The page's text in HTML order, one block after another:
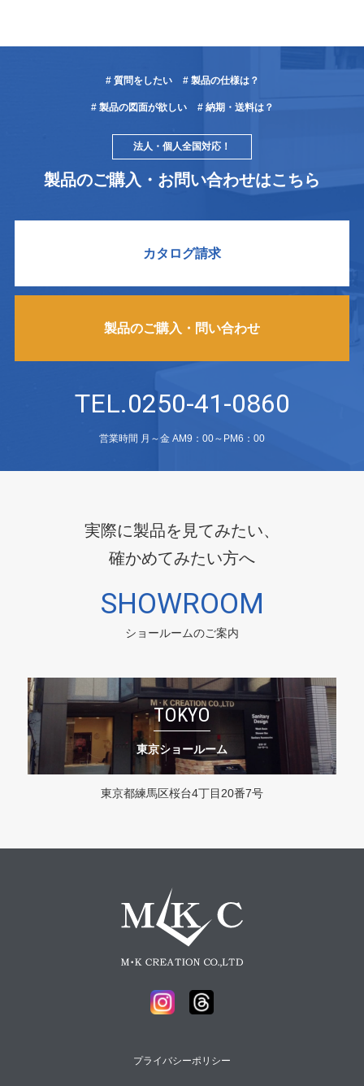
# 質問をしたい # 製品の仕様は？
# 製品の図面が欲しい # 納期・送料は？
法人・個人全国対応！
製品のご購入・お問い合わせはこちら
カタログ請求
製品のご購入・問い合わせ
TEL.0250-41-0860
営業時間 月～金 AM9：00～PM6：00
実際に製品を見てみたい、
確かめてみたい方へ
SHOWROOM
ショールームのご案内
TOKYO
東京ショールーム
東京都練馬区桜台4丁目20番7号
プライバシーポリシー